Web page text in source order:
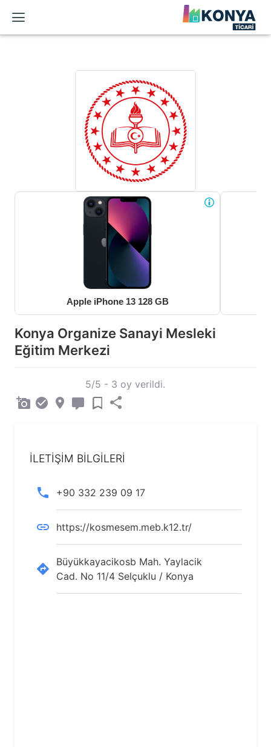
Apple iPhone 13 128 GB
Konya Organize Sanayi Mesleki
Eğitim Merkezi
5/5 - 3 oy verildi.
İLETİŞİM BİLGİLERİ
+90 332 239 09 17
https://kosmesem.meb.k12.tr/
Büyükkayacikosb Mah. Yaylacik
Cad. No 11/4 Selçuklu / Konya